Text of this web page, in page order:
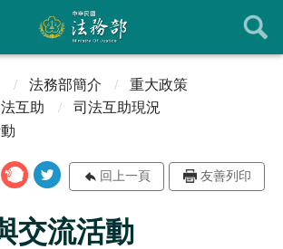
法務部簡介
重大政策
互助
司法互助現況
回上一頁 友善列印
交流活動